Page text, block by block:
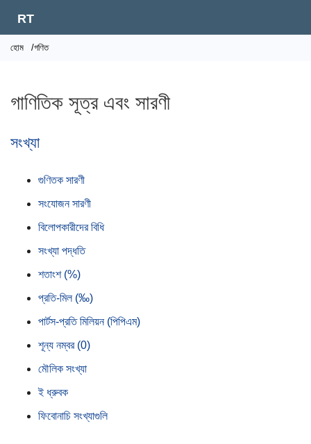
RT
হোম /গণিত
গাণিতিক সূত্র এবং সারণী
সংখ্যা
গুণিতক সারণী
সংযোজন সারণী
বিলোপকারীদের বিধি
সংখ্যা পদ্ধতি
শতাংশ (%)
প্রতি-মিল (‰)
পার্টস-প্রতি মিলিয়ন (পিপিএম)
শূন্য নম্বর (0)
মৌলিক সংখ্যা
ই ধ্রুবক
ফিবোনাচি সংখ্যাগুলি